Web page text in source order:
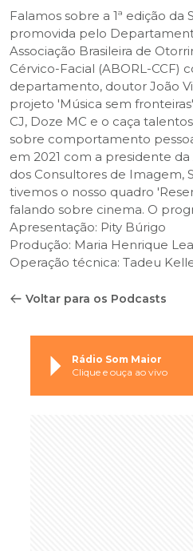
Falamos sobre a 1ª edição da
promovida pelo
Associação Brasileira de
Cérvico-Facial (ABORL-CCF)
departamento, doutor João
projeto 'Música sem
CJ, Doze MC e o caça
sobre comportamento
em 2021 com a presidente
dos Consultores de Imagem,
tivemos o nosso quadro
falando sobre cinema. O
Apresentação: Pity Búrigo
Produção: Maria Henrique
Operação técnica: Tadeu
Voltar para os Podcasts
Rádio Som Maior
Clique e ouça ao vivo